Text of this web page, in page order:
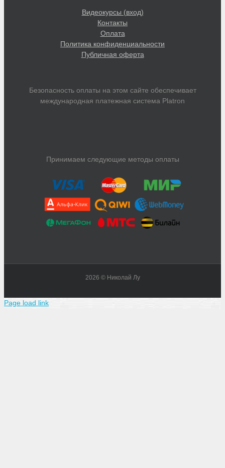
Видеокурсы (вход)
Контакты
Оплата
Политика конфиденциальности
Публичная оферта
Безопасность оплаты на этом сайте обеспечивает
международная платежная система Platron
Принимаем следующие методы оплаты
2026 © Николай Лу
Page load link